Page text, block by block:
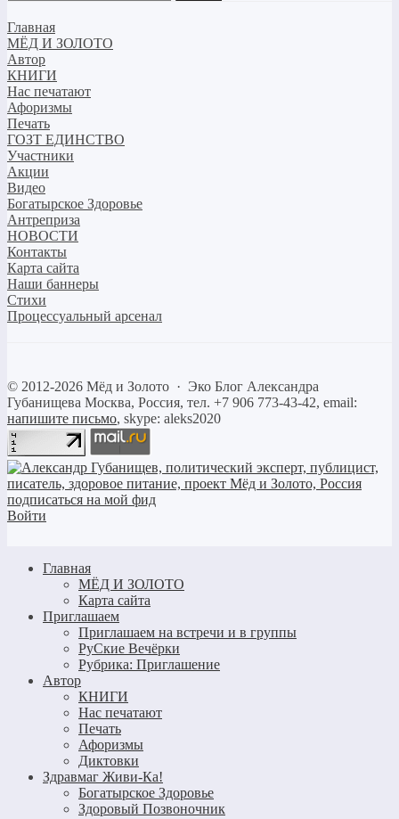
Главная
МЁД И ЗОЛОТО
Автор
КНИГИ
Нас печатают
Афоризмы
Печать
ГОЗТ ЕДИНСТВО
Участники
Акции
Видео
Богатырское Здоровье
Антреприза
НОВОСТИ
Контакты
Карта сайта
Наши баннеры
Стихи
Процессуальный арсенал
© 2012-2026 Мёд и Золото · Эко Блог Александра
Губанищева Москва, Россия, тел. +7 906 773-43-42, email:
напишите письмо, skype: aleks2020
Войти
Главная
МЁД И ЗОЛОТО
Карта сайта
Приглашаем
Приглашаем на встречи и в группы
РуСкие Вечёрки
Рубрика: Приглашение
Автор
КНИГИ
Нас печатают
Печать
Афоризмы
Диктовки
Здравмаг Живи-Ка!
Богатырское Здоровье
Здоровый Позвоночник